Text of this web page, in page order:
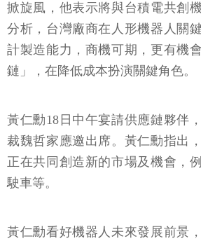
掀旋風，他表示將與台積電共創
分析，台灣廠商在人形機器人關
計製造能力，商機可期，更有機
鏈」，在降低成本扮演關鍵角色。
黃仁勳18日中午宴請供應鏈夥伴
裁魏哲家應邀出席。黃仁勳指出
正在共同創造新的市場及機會，
駛車等。
黃仁勳看好機器人未來發展前景